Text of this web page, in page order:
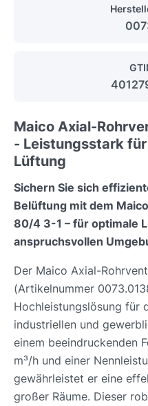
Maico Axial-
- Leistungsstark
Lüftung
Sichern Sie sich
Belüftung mit dem
80/4 3-1 – für optimale
anspruchsvollen
Der Maico Axial-
(Artikelnummer
Hochleistungslösung für
industriellen und
einem beeindruckenden
m³/h und einer
gewährleistet er eine
großer Räume. Dieser